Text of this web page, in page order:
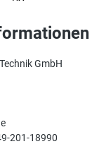
GmbH
201-18990